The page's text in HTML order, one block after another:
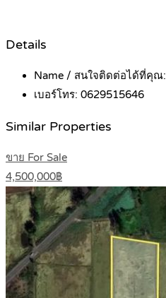
Details
Name / สนใจติดต่อได้ที่คุณ:
เบอร์โทร: 0629515646
Similar Properties
ขาย For Sale
4,500,000฿